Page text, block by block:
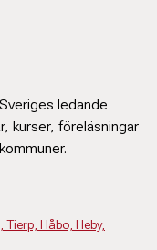
ledande
kurser, föreläsningar
Håbo, Heby,